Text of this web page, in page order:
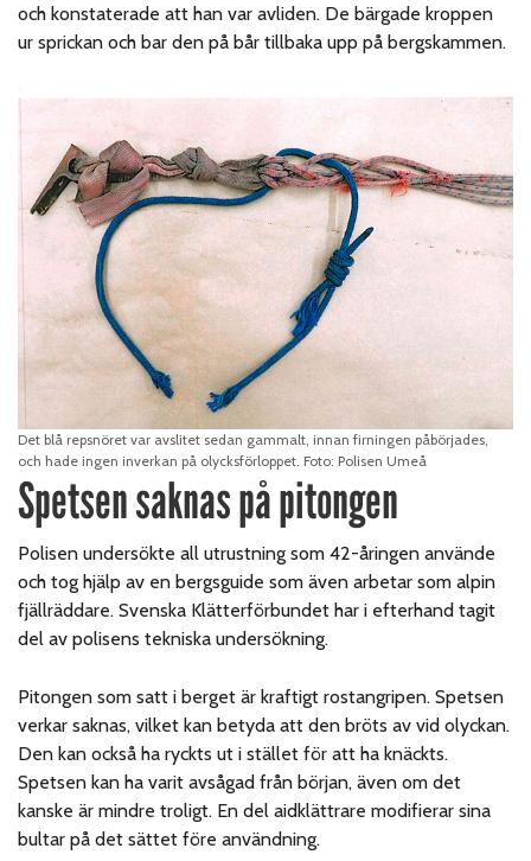
och konstaterade att han var avliden. De bärgade kroppen
ur sprickan och bar den på bår tillbaka upp på bergskammen.
Det blå repsnöret var avslitet sedan gammalt, innan firningen påbörjades,
och hade ingen inverkan på olycksförloppet. Foto: Polisen Umeå
Spetsen saknas på pitongen
Polisen undersökte all utrustning som 42-åringen använde
och tog hjälp av en bergsguide som även arbetar som alpin
fjällräddare. Svenska Klätterförbundet har i efterhand tagit
del av polisens tekniska undersökning.
Pitongen som satt i berget är kraftigt rostangripen. Spetsen
verkar saknas, vilket kan betyda att den bröts av vid olyckan.
Den kan också ha ryckts ut i stället för att ha knäckts.
Spetsen kan ha varit avsågad från början, även om det
kanske är mindre troligt. En del aidklättrare modifierar sina
bultar på det sättet före användning.